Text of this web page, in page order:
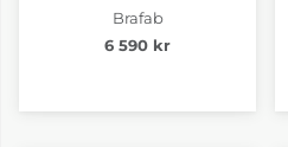
Brafab
6 590 kr